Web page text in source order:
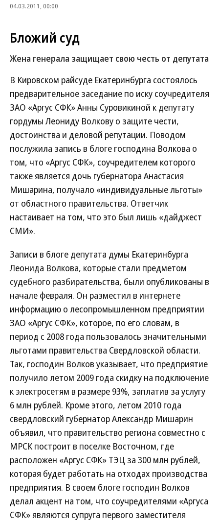
04.03.2011, 00:00
Бложий суд
Жена генерала защищает свою честь от депутата
В Кировском райсуде Екатеринбурга состоялось
предварительное заседание по иску соучредителя
ЗАО «Аргус СФК» Анны Суровикиной к депутату
гордумы Леониду Волкову о защите чести,
достоинства и деловой репутации. Поводом
послужила запись в блоге господина Волкова о
том, что «Аргус СФК», соучредителем которого
также является дочь губернатора Анастасия
Мишарина, получало «индивидуальные льготы»
от областного правительства. Ответчик
настаивает на том, что это был лишь «дайджест
СМИ».
Записи в блоге депутата думы Екатеринбурга
Леонида Волкова, которые стали предметом
судебного разбирательства, были опубликованы в
начале февраля. Он разместил в интернете
информацию о лесопромышленном предприятии
ЗАО «Аргус СФК», которое, по его словам, в
период с 2008 года пользовалось значительными
льготами правительства Свердловской области.
Так, господин Волков указывает, что предприятие
получило летом 2009 года скидку на подключение
к электросетям в размере 93%, заплатив за услугу
6 млн рублей. Кроме этого, летом 2010 года
свердловский губернатор Александр Мишарин
объявил, что правительство региона совместно с
МРСК построит в поселке Восточном, где
расположен «Аргус СФК» ТЭЦ за 300 млн рублей,
которая будет работать на отходах производства
предприятия. В своем блоге господин Волков
делал акцент на том, что соучредителями «Аргуса
СФК» являются супруга первого заместителя